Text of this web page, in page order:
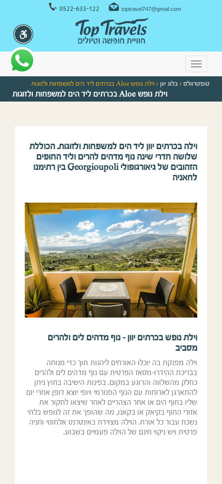
0522-633-122 toptravel747@gmail.com
Toggle
navigation
טופטרוולס > בלוג יוון > וילת נופש Aloe בכרתים ליד הים למשפחות ולזוגות
וילת נופש Aloe בכרתים ליד הים למשפחות ולזוגות
וילה בכרתים יוון ליד הים למשפחות ולזוגות. הכוללת
שלושה חדרי שינה נוף מדהים להרים וליד החופים
הזהובים של גיאורגופולי Georgioupoli בין רתימנו
לחאניה
וילת נופש בכרתים יוון – נוף מדהים לים ולהרים
מסביב
וילה מפנקת בה יוכלו האורחים ליהנות תוך כדי מנוחה
בבריכת ההידרו-מסאז הפרטית עם נוף מדהים לים ולהרים
כחלק מהשלווה והרוגע במקום. בפינות הישיבה בחוץ ניתן
להתארגן לארוחות עם הנוף הפנורמי ויופי יוצא דופן אחרי יום
שליו בחוף הים או אחר הצהריים לאחר שיצאו לחקור את
אזורי החוף בקיאק או בקאנו, מה שהופך את זה לנופש בלתי
נשכח עבור כל אורח. הוילה מצוידת באינטרנט אלחוטי וחניה
פרטית ויש ניקוי חינם של הוילה פעמיים בשבוע.
ניווט במקלדת